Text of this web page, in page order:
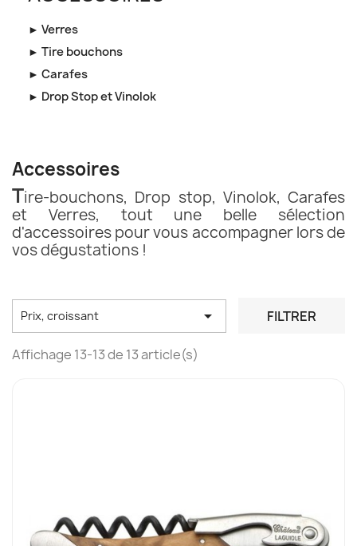
► Verres
► Tire bouchons
► Carafes
► Drop Stop et Vinolok
Accessoires
Tire-bouchons, Drop stop, Vinolok, Carafes
et Verres, tout une belle sélection
d'accessoires pour vous accompagner lors de
vos dégustations !
Prix, croissant  FILTRER
Affichage 13-13 de 13 article(s)